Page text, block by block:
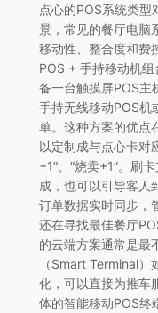
点心的POS系统类型
景，常见的餐厅电脑
移动性、整合度和费
POS + 手持移动机
备一台触摸屏POS主
手持无线移动POS机
单。这种方案的优点
以定制成与点心卡对
+1”、“烧卖+1”。刷
成，也可以引导客人
订单数据实时同步，
还在寻找最佳餐厅
的云端方案通常是最
（Smart Terminal
化，可以直接为推车
体的智能移动POS终